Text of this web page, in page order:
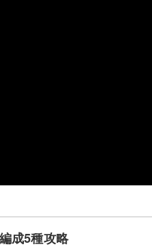
成5種攻略